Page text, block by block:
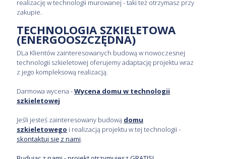
realizację w technologii murowanej - taki też otrzymasz przy
zakupie.
TECHNOLOGIA SZKIELETOWA
(ENERGOOSZCZĘDNA)
DLa Klientów zainteresowanych budową w nowoczesnej
technologii szkieletowej oferujemy adaptację projektu wraz
z jego kompleksową realizacją.
Darmowa wycena -Wycena domu w technologii
szkieletowej
Jeśli jesteś zainteresowany budową domu
szkieletowego i realizacją projektu w tej technologii -
skontaktuj się z nami.